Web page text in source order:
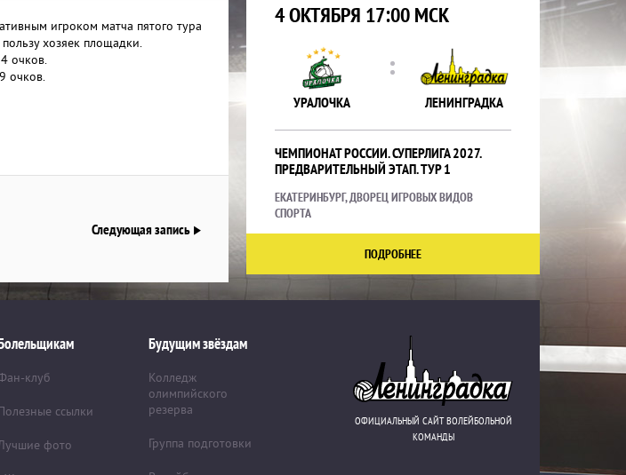
игроком матча пятого тура
хозяек площадки.
очков.
очков.
Следующая запись
4 ОКТЯБРЯ 17:00 МСК
УРАЛОЧКА ЛЕНИНГРАДКА
ЧЕМПИОНАТ РОССИИ. СУПЕРЛИГА 2027.
ПРЕДВАРИТЕЛЬНЫЙ ЭТАП. ТУР 1
ЕКАТЕРИНБУРГ, ДВОРЕЦ ИГРОВЫХ ВИДОВ
СПОРТА
ПОДРОБНЕЕ
клуб
ссылки
фото
Будущим звёздам
Колледж
олимпийского
резерва
Группа подготовки
ОФИЦИАЛЬНЫЙ САЙТ ВОЛЕЙБОЛЬНОЙ
КОМАНДЫ